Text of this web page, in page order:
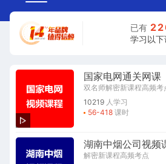
已有 22
学习以
国家电网通关网课
双名师解密新课程高频考
10219人学习
56-418 课时
湖南中烟公司视频
解密新课程高频考点